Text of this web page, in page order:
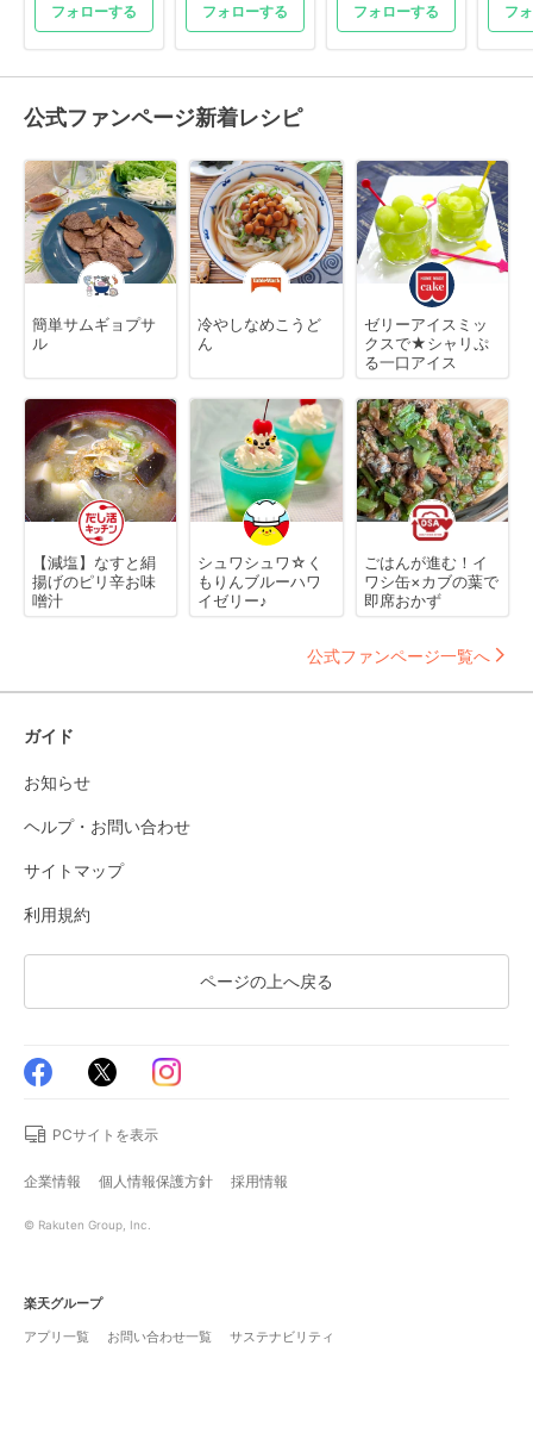
フォローする フォローする フォローする フ
公式ファンページ新着レシピ
簡単サムギョプサ
ル
冷やしなめこうど
ん
ゼリーアイスミッ
クスで★シャリぷ
る一口アイス
【減塩】なすと絹
揚げのピリ辛お味
噌汁
シュワシュワ☆く
もりんブルーハワ
イゼリー♪
ごはんが進む！イ
ワシ缶×カブの葉で
即席おかず
公式ファンページ一覧へ
ガイド
お知らせ
ヘルプ・お問い合わせ
サイトマップ
利用規約
ページの上へ戻る
PCサイトを表示
企業情報 個人情報保護方針 採用情報
© Rakuten Group, Inc.
楽天グループ
アプリ一覧
お問い合わせ一覧 サステナビリティ